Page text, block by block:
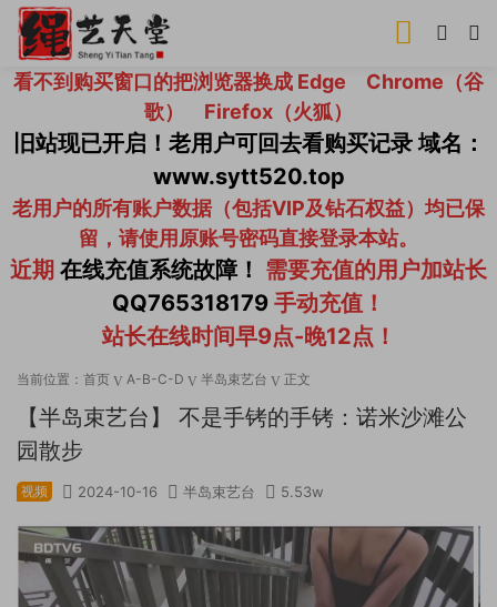
看不到购买窗口的把浏览器换成 Edge Chrome（谷
歌） Firefox（火狐）
旧站现已开启！老用户可回去看购买记录 域名：
www.sytt520.top
老用户的所有账户数据（包括VIP及钻石权益）均已保
留，请使用原账号密码直接登录本站。
近期 在线充值系统故障！ 需要充值的用户加站长
QQ765318179 手动充值！
站长在线时间早9点-晚12点！
当前位置： 首页 A-B-C-D 半岛束艺台 正文
【半岛束艺台】 不是手铐的手铐：诺米沙滩公
园散步
视频 2024-10-16 半岛束艺台 5.53w